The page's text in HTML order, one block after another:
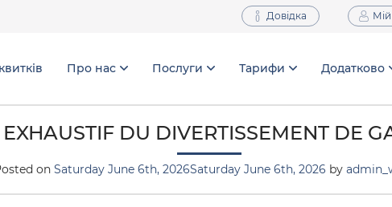
Довідка Мій
Про нас Послуги Тарифи Додатково
DU DIVERTISSEMENT DE
on Saturday June 6th, 2026Saturday June 6th, 2026 by